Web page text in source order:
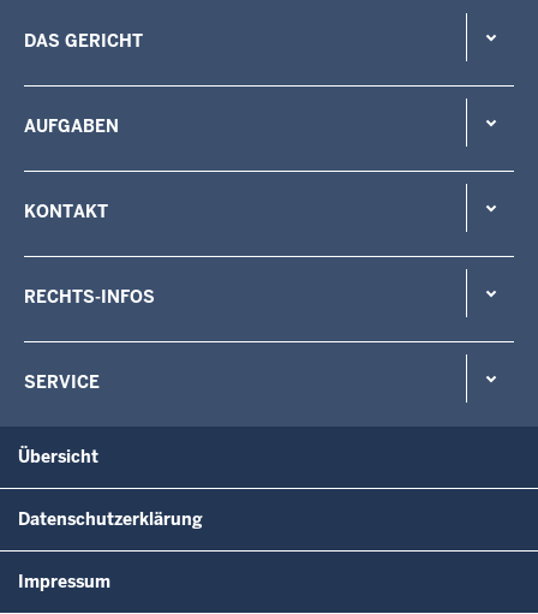
DAS GERICHT
AUFGABEN
KONTAKT
RECHTS-INFOS
SERVICE
Übersicht
Datenschutzerklärung
Impressum